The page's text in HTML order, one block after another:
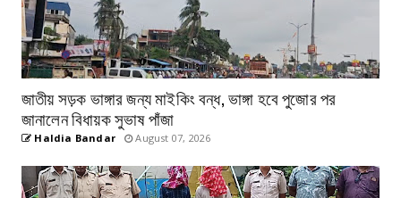
জাতীয় সড়ক ভাঙ্গার জন্য মাইকিং বন্ধ, ভাঙ্গা হবে পুজোর পর
জানালেন বিধায়ক সুভাষ পাঁজা
Haldia Bandar August 07, 2026